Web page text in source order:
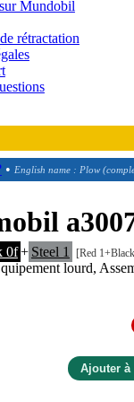
Mundobil
rétractation
• English name : Plow
0f+ Steel 1 [Red
lourd,